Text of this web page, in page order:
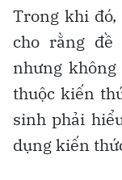
Trong khi
cho rằng
nhưng
thuộc kiến
sinh phải
dụng kiến